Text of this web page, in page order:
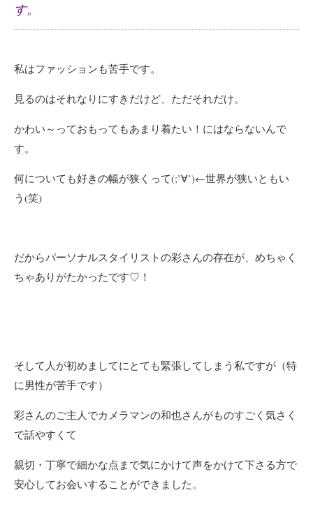
す。
私はファッションも苦手です。
見るのはそれなりにすきだけど、ただそれだけ。
かわい～っておもってもあまり着たい！にはならないんで
す。
何についても好きの幅が狭くって(;’∀’)←世界が狭いともい
う(笑)
だからパーソナルスタイリストの彩さんの存在が、めちゃく
ちゃありがたかったです♡！
そして人が初めましてにとても緊張してしまう私ですが（特
に男性が苦手です）
彩さんのご主人でカメラマンの和也さんがものすごく気さく
で話やすくて
親切・丁寧で細かな点まで気にかけて声をかけて下さる方で
安心してお会いすることができました。